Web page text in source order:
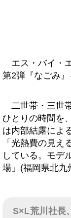
エス・バイ・
第2弾『なごみ』
二世帯・三世
ひとりの時間を
は内部結露によ
「光熱費の見え
している。モデ
場」(福岡県北九
S×L荒川社長